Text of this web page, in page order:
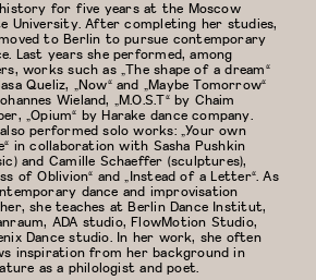
for five years at the Moscow
University. After completing her studies,
to Berlin to pursue contemporary
Last years she performed, among
works such as „The shape of a dream“
Queliz, „Now“ and „Maybe Tomorrow“
Wieland, „M.O.S.T“ by Chaim
„Opium“ by Harake dance company.
performed solo works: „Your own
in collaboration with Sasha Pushkin
and Camille Schaeffer (sculptures),
of Oblivion“ and „Instead of a Letter“. As
dance and improvisation
she teaches at Berlin Dance Institut,
ADA studio, FlowMotion Studio,
Dance studio. In her work, she often
inspiration from her background in
as a philologist and poet.